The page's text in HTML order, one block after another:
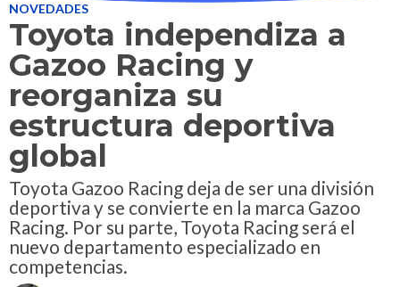
NOVEDADES
Toyota independiza a
Gazoo Racing y
reorganiza su
estructura deportiva
global
Toyota Gazoo Racing deja de ser una división
deportiva y se convierte en la marca Gazoo
Racing. Por su parte, Toyota Racing será el
nuevo departamento especializado en
competencias.